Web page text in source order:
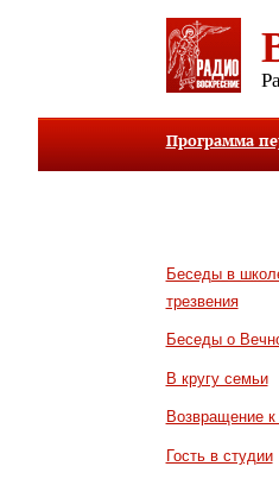
Программа
Беседы в
трезвения
Беседы о
В кругу семьи
Возвращение к
Гость в студии